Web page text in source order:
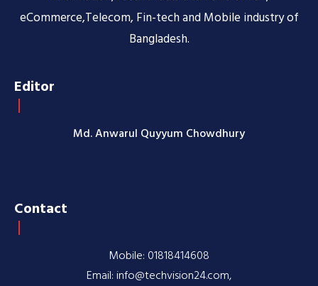
eCommerce,Telecom, Fin-tech and Mobile industry of
Bangladesh.
Editor
Md. Anwarul Quyyum Chowdhury
Contact
Mobile: 01818414608
Email: info@techvision24.com,